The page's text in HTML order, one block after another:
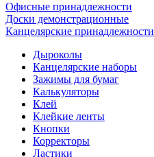
Офисные принадлежности
Доски демонстрационные
Канцелярские принадлежности
Дыроколы
Канцелярские наборы
Зажимы для бумаг
Калькуляторы
Клей
Клейкие ленты
Кнопки
Корректоры
Ластики